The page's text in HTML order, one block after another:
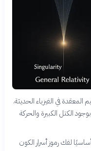
في الفيزياء الحديثة.
الكتل الكبيرة والحركة
لفك رموز أسرار الكون